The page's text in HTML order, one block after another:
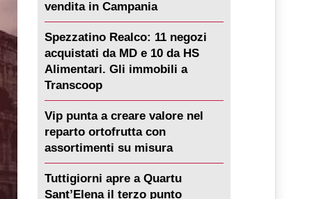
vendita in Campania
Spezzatino Realco: 11 negozi
acquistati da MD e 10 da HS
Alimentari. Gli immobili a
Transcoop
Vip punta a creare valore nel
reparto ortofrutta con
assortimenti su misura
Tuttigiorni apre a Quartu
Sant’Elena il terzo punto